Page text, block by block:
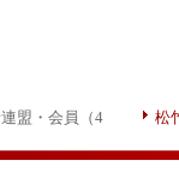
盟・会員（4
松